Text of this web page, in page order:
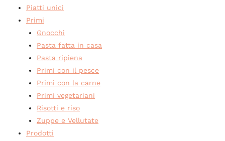
Piatti unici
Primi
Gnocchi
Pasta fatta in casa
Pasta ripiena
Primi con il pesce
Primi con la carne
Primi vegetariani
Risotti e riso
Zuppe e Vellutate
Prodotti